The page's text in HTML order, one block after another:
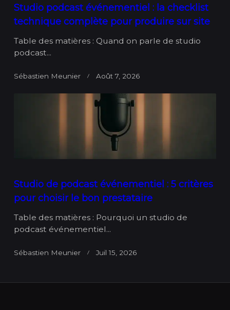
Studio podcast événementiel : la checklist
technique complète pour produire sur site
Table des matières : Quand on parle de studio
podcast...
Sébastien Meunier Août 7, 2026
Studio de podcast événementiel : 5 critères
pour choisir le bon prestataire
Table des matières : Pourquoi un studio de
podcast événementiel...
Sébastien Meunier Juil 15, 2026